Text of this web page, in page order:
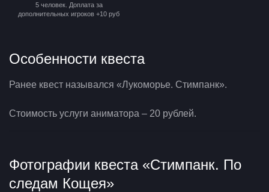
5 человек. Доплата за
дополнительных игроков +10 руб
Особенности квеста
Ранее квест назывался «Лукоморье. Стимпанк».
Стоимость услуги аниматора – 20 рублей.
Фотографии квеста «Стимпанк. По
следам Кощея»